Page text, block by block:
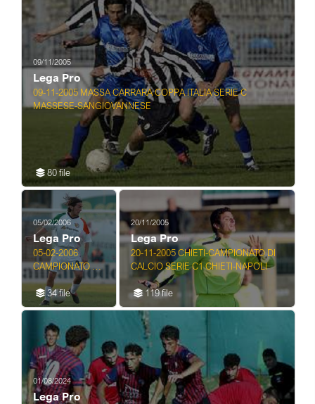
PERUGIA 1-2
09/11/2005
Lega Pro
09-11-2005 MASSA CARRARA COPPA ITALIA SERIE C
MASSESE-SANGIOVANNESE
80 file
05/02/2006
Lega Pro
05-02-2006
CAMPIONATO DI
CALCIO SERIE
C2 SANREMESE-
VENEZIA
34 file
20/11/2005
Lega Pro
20-11-2005 CHIETI-CAMPIONATO DI
CALCIO SERIE C1 CHIETI-NAPOLI
119 file
01/08/2024
Lega Pro